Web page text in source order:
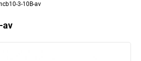
3-10B-av
av